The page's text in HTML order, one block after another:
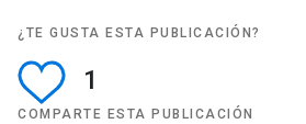
¿TE GUSTA ESTA PUBLICACIÓN?
1
COMPARTE ESTA PUBLICACIÓN